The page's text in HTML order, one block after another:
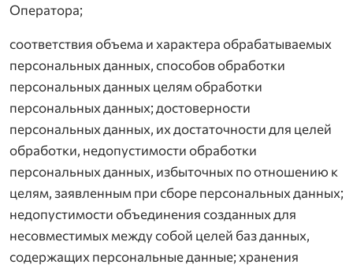
Оператора;
соответствия объема и характера обрабатываемых
персональных данных, способов обработки
персональных данных целям обработки
персональных данных; достоверности
персональных данных, их достаточности для целей
обработки, недопустимости обработки
персональных данных, избыточных по отношению к
целям, заявленным при сборе персональных данных;
недопустимости объединения созданных для
несовместимых между собой целей баз данных,
содержащих персональные данные; хранения